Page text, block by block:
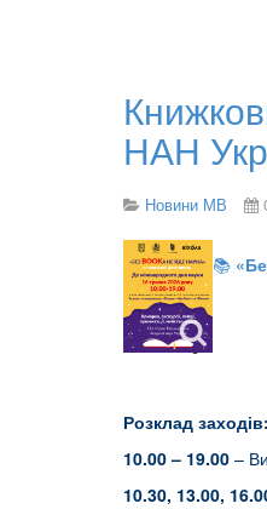
НАН
Новини МВ
📚
Розклад заходів:
10.00 – 19.00 –
10.30, 13.00,